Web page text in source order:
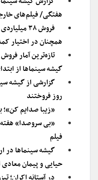
هفتگی/ فیلم‌های
فروش ۳۸
همچنان در اختیار
گیشه سینماها از ابتدای
روز فروختند
«زیبا صدایم کن»؛
فیلم
گیشه سینماها در
حیایی و پیمان